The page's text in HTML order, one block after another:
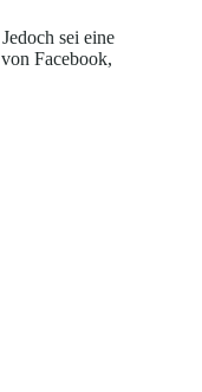
sei eine
Facebook,